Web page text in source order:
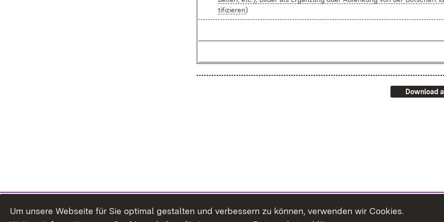
ti­fi­zie­ren)
Download
Um unsere Webseite für Sie optimal gestalten und verbessern zu können, verwenden wir Cookies.